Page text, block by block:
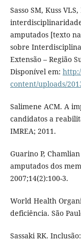
Sasso SM, Kuss
amputados [texto
sobre
Extensão – Região
Disponível em:
content/uploads/
Salimene ACM. A
candidatos a
IMREA; 2011.
Guarino P,
amputados dos
2007;14(2):100-3.
World Health
deficiência. São
Sassaki RK.